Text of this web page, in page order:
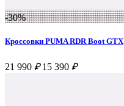
-30%
Кроссовки PUMA RDR Boot GTX
21 990 ₽ 15 390 ₽